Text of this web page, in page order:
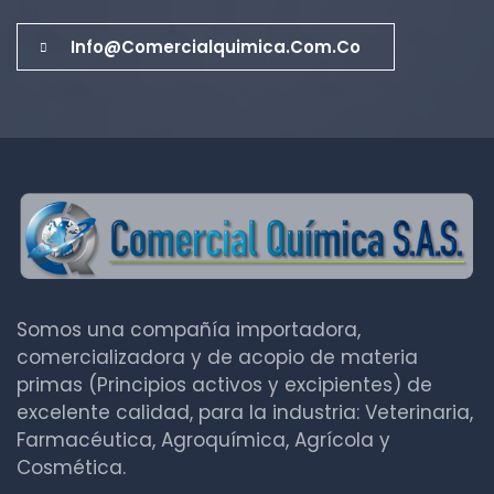
Info@comercialquimica.com.co
Somos una compañía importadora,
comercializadora y de acopio de materia
primas (Principios activos y excipientes) de
excelente calidad, para la industria: Veterinaria,
Farmacéutica, Agroquímica, Agrícola y
Cosmética.